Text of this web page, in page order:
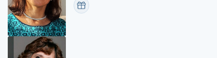
ПОЗДРАВИТЬ